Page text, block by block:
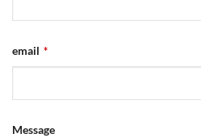
email *
Message